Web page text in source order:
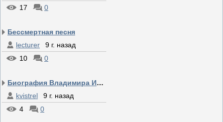
17
0
Бессмертная песня
lecturer
9 г. назад
10
0
Биография Владимира Иль...
kvistrel
9 г. назад
4
0